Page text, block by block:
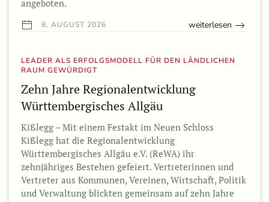
angeboten.
8. AUGUST 2026 weiterlesen
LEADER ALS ERFOLGSMODELL FÜR DEN LÄNDLICHEN
RAUM GEWÜRDIGT
Zehn Jahre Regionalentwicklung
Württembergisches Allgäu
Kißlegg – Mit einem Festakt im Neuen Schloss
Kißlegg hat die Regionalentwicklung
Württembergisches Allgäu e.V. (ReWA) ihr
zehnjähriges Bestehen gefeiert. Vertreterinnen und
Vertreter aus Kommunen, Vereinen, Wirtschaft, Politik
und Verwaltung blickten gemeinsam auf zehn Jahre